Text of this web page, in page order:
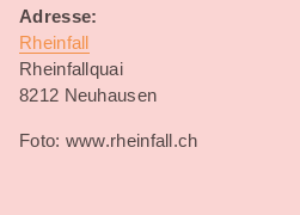
Adresse:
Rheinfall
Rheinfallquai
8212 Neuhausen
Foto: www.rheinfall.ch